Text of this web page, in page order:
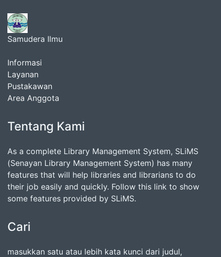
Samudera Ilmu
Informasi
Layanan
Pustakawan
Area Anggota
Tentang Kami
As a complete Library Management System, SLiMS
(Senayan Library Management System) has many
features that will help libraries and librarians to do
their job easily and quickly. Follow this link to show
some features provided by SLiMS.
Cari
masukkan satu atau lebih kata kunci dari judul,